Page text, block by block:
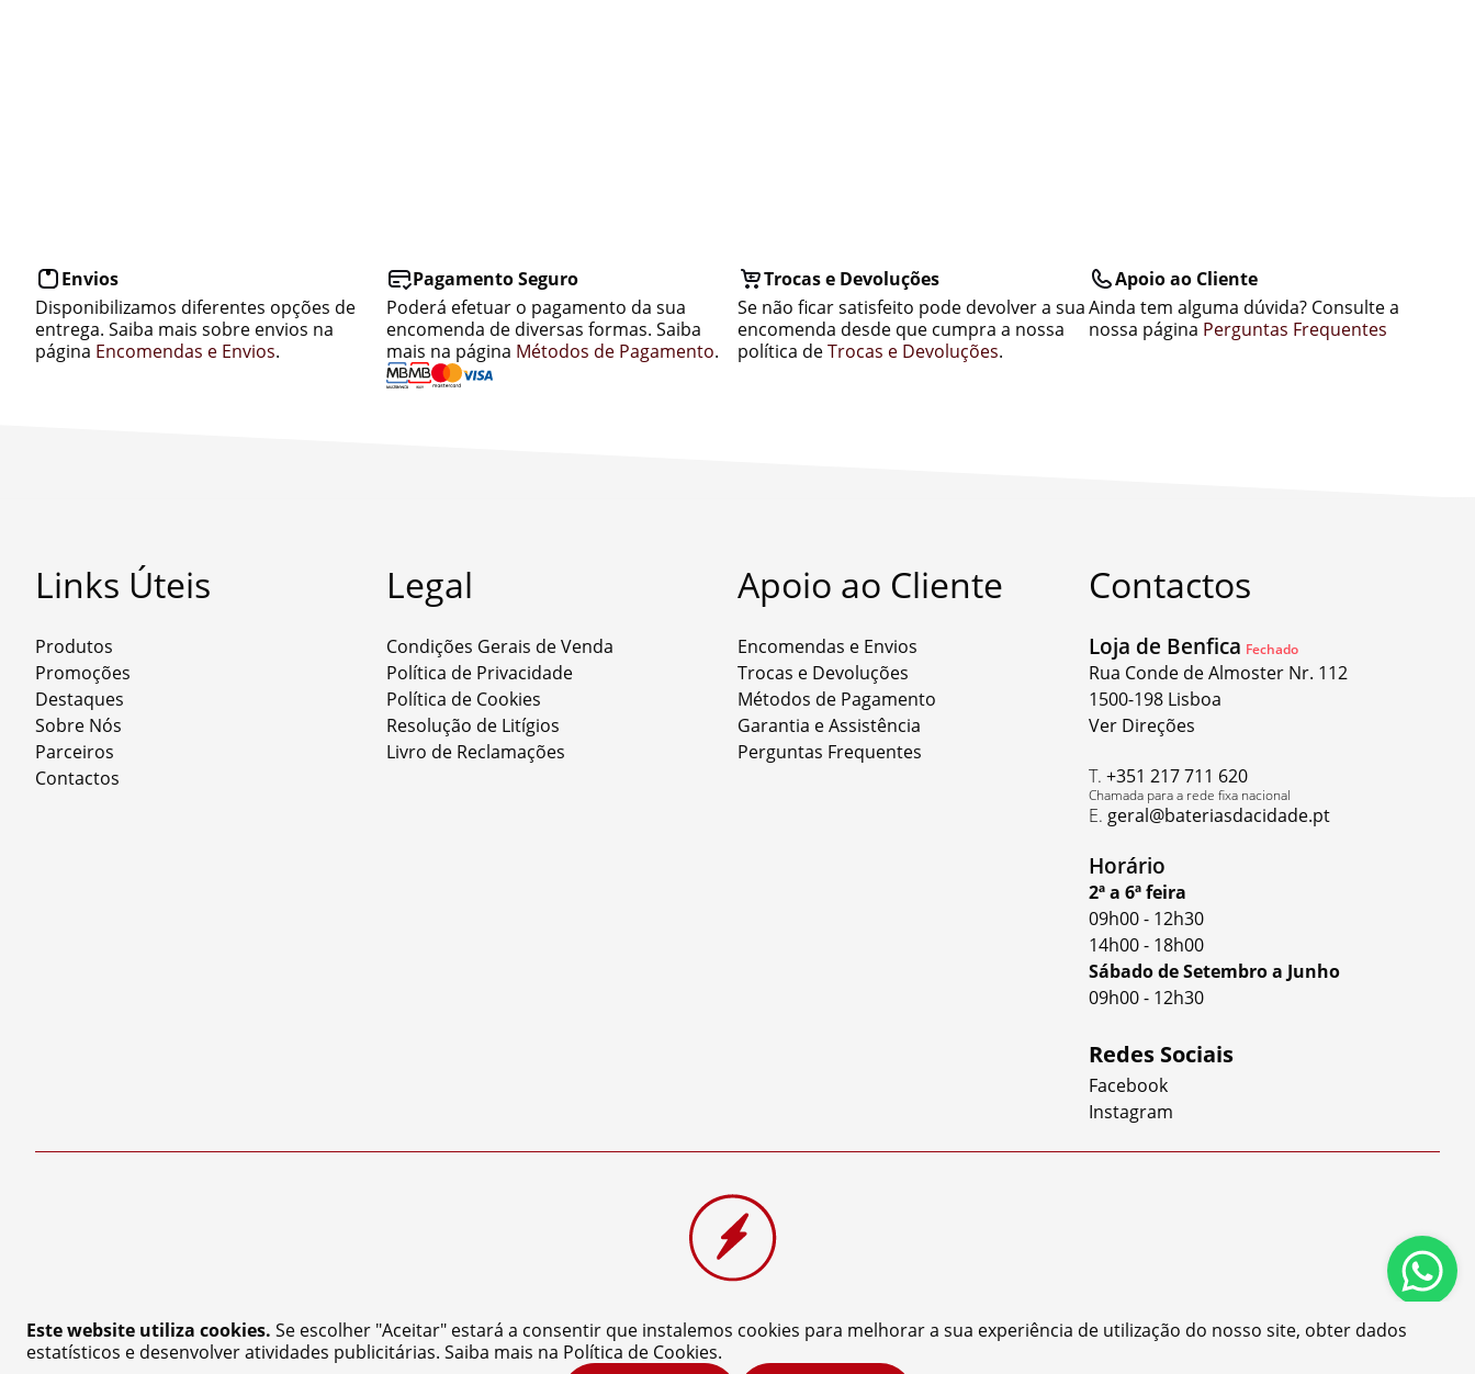
Envios
Disponibilizamos diferentes opções de
entrega. Saiba mais sobre envios na
página Encomendas e Envios.
Pagamento Seguro
Poderá efetuar o pagamento da sua
encomenda de diversas formas. Saiba
mais na página Métodos de Pagamento.
Trocas e Devoluções
Se não ficar satisfeito pode devolver a sua
encomenda desde que cumpra a nossa
política deTrocas e Devoluções.
Apoio ao Cliente
Ainda tem alguma dúvida? Consulte a
nossa página Perguntas Frequentes
Links Úteis
Produtos
Promoções
Destaques
Sobre Nós
Parceiros
Contactos
Legal
Condições Gerais de Venda
Política de Privacidade
Política de Cookies
Resolução de Litígios
Livro de Reclamações
Apoio ao Cliente
Encomendas e Envios
Trocas e Devoluções
Métodos de Pagamento
Garantia e Assistência
Perguntas Frequentes
Contactos
Loja de Benfica Fechado
Rua Conde de Almoster Nr. 112
1500-198 Lisboa
Ver Direções
T. +351 217 711 620
Chamada para a rede fixa nacional
E. geral@bateriasdacidade.pt
Horário
2ª a 6ª feira
09h00- 12h30
14h00- 18h00
Sábado de Setembro a Junho
09h00- 12h30
Redes Sociais
Facebook
Instagram
Este website utiliza cookies. Se escolher "Aceitar" estará a consentir que instalemos cookies para melhorar a sua experiência de utilização do nosso site, obter dados
estatísticos e desenvolver atividades publicitárias. Saiba mais na Política de Cookies.